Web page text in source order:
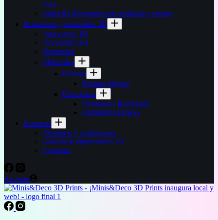
Pro)
Sanix3D (Personajes de películas y series)
Impresoras y materiales 3D
Impresoras 3D
Accesorios 3D
Repuestos
Materiales
Resinas
Resinas Elegoo
Filamentos
Filamentos Bambulab
Filamentos Elegoo
Nosotros
Términos y condiciones
Galería de impresiones 3D
Contacto
Acceder